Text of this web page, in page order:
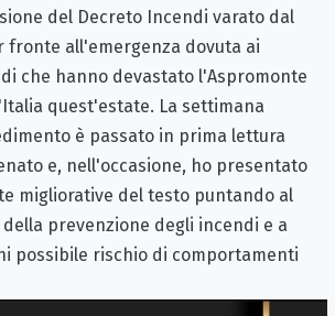
del Decreto Incendi varato dal
fronte all'emergenza dovuta ai
che hanno devastato l'Aspromonte
quest'estate. La settimana
è passato in prima lettura
e, nell'occasione, ho presentato
migliorative del testo puntando al
prevenzione degli incendi e a
possibile rischio di comportamenti